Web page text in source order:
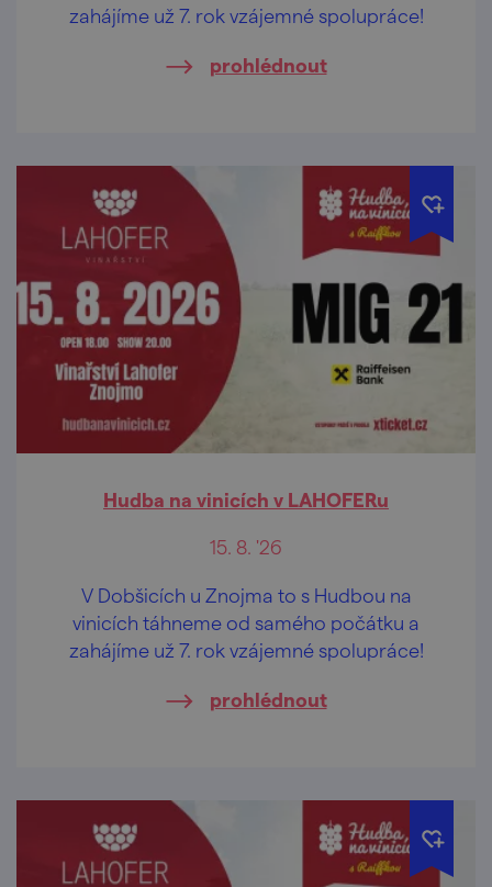
zahájíme už 7. rok vzájemné spolupráce!
prohlédnout
Hudba na vinicích v LAHOFERu
15. 8. '26
V Dobšicích u Znojma to s Hudbou na
vinicích táhneme od samého počátku a
zahájíme už 7. rok vzájemné spolupráce!
prohlédnout